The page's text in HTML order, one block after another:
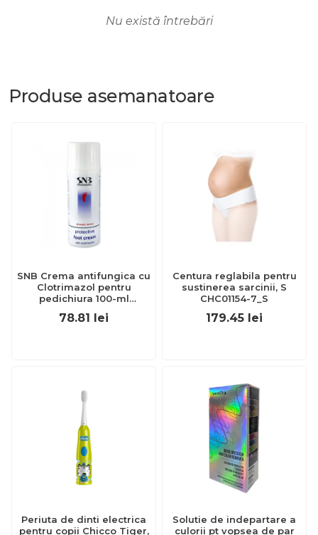
Nu există întrebări
Produse asemanatoare
SNB Crema antifungica cu
Clotrimazol pentru
pedichiura 100-ml
EXL359_918
78.81 lei
Centura reglabila pentru
sustinerea sarcinii, S
CHC01154-7_S
179.45 lei
Periuta de dinti electrica
pentru copii Chicco Tiger,
Solutie de indepartare a
culorii pt vopsea de par